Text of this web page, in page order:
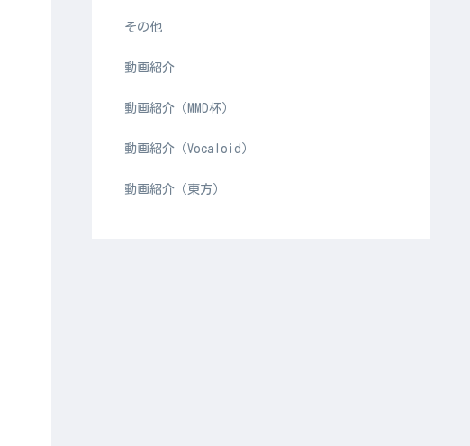
その他
動画紹介
動画紹介（MMD杯）
動画紹介（Vocaloid）
動画紹介（東方）